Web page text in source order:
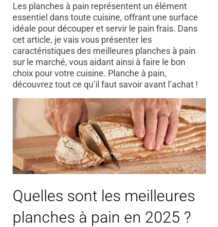
Les planches à pain représentent un élément
essentiel dans toute cuisine, offrant une surface
idéale pour découper et servir le pain frais. Dans
cet article, je vais vous présenter les
caractéristiques des meilleures planches à pain
sur le marché, vous aidant ainsi à faire le bon
choix pour votre cuisine. Planche à pain,
découvrez tout ce qu’il faut savoir avant l’achat !
Quelles sont les meilleures
planches à pain en 2025 ?